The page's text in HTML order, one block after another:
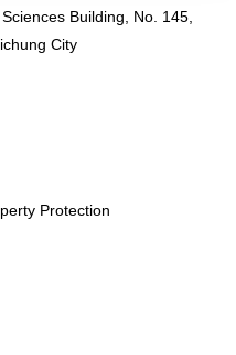
Building, No. 145,
City
Protection